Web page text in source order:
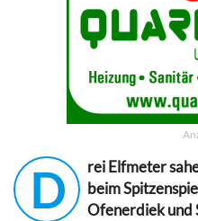
D
rei Elfmeter
beim
Ofenerdiek und